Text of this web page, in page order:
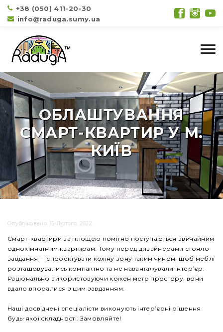
+38 (050) 411-20-30
info@raduga.sumy.ua
ОБЛАШТУВАННЯ
СМАРТ-КВАРТИР У М.
КИЇВ
Опубліковано: 15 Лютого, 2022
Смарт-квартири за площею помітно поступаються звичайним
однокімнатним квартирам. Тому перед дизайнерами стояло
завдання – спроектувати кожну зону таким чином, щоб меблі
розташовувались компактно та не навантажували інтер’єр.
Раціонально використовуючи кожен метр простору, вони
вдало впоралися з цим завданням.
Наші досвідчені спеціалісти виконують інтер’єрні рішення
будь-якої складності. Замовляйте!